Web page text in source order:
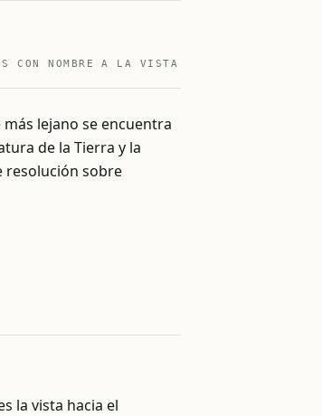
CON NOMBRE A LA VISTA
lejano se encuentra
de la Tierra y la
resolución sobre
la vista hacia el